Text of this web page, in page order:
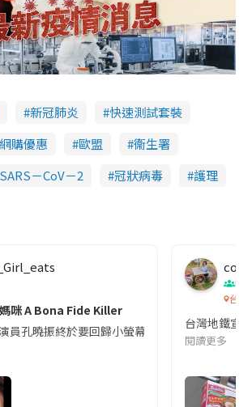
新冠肺炎
快速測試套裝
網購優惠 歐盟
衞生署
SARS－CoV－2 冠狀病毒 護理
咪 A Bona Fide Killer
員孔曉振終於要回歸小螢幕啦!這次的劇本改編
co
吹
台灣
台灣地鐵宣
閱讀更多